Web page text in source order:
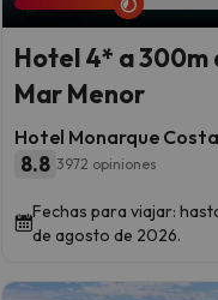
Hotel 4* a 300m
Mar Menor
Hotel Monarque
8.8 3972 opiniones
Fechas para viajar:
de agosto de 2026.